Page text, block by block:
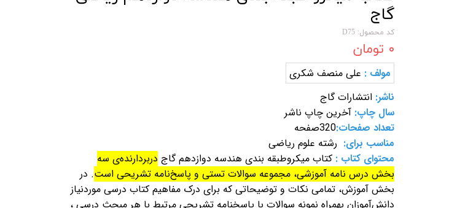
گاج
کد محصول: D75
۰ تومان
مولف : علی منصف شکری
ناشر: انتشارات گاج
سال چاپ: آخرین چاپ ناشر
تعداد صفحات:320صفحه
مناسب برای: رشته علوم ریاضی
محتوای کتاب : کتاب میکروطبقه بندی هندسه دوازدهم گاج دربردارنده‌ی سه
بخش درس‌ نامه آموزشی، مجموعه سوالات تستی و پاسخ‌نامه‌ تشریحی است. در
بخش آموزش، تمامی نکات و توضیحاتی که برای درک مفاهیم کتاب درسی موردنیاز
دانش‌آموزان بهمراه نمونه سوالات با پاسخنامه تشریحی مرتبط با هر مبحث درسی ،